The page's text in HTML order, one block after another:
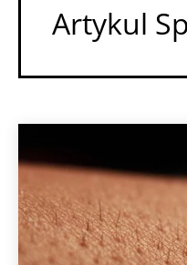
Artykul